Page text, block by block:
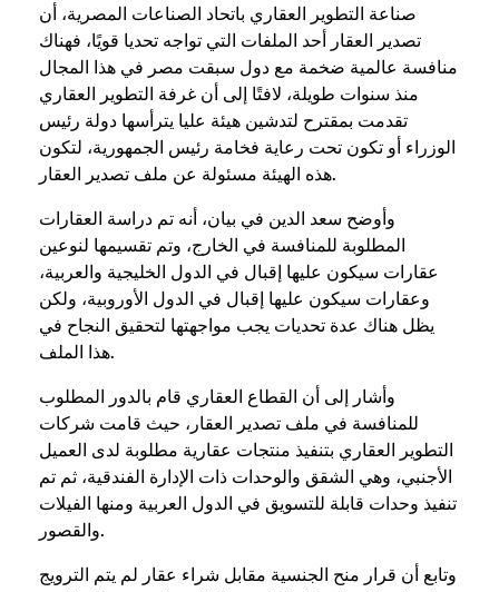
صناعة التطوير العقاري باتحاد الصناعات المصرية، أن
تصدير العقار أحد الملفات التي تواجه تحديا قويًا، فهناك
منافسة عالمية ضخمة مع دول سبقت مصر في هذا المجال
منذ سنوات طويلة، لافتًا إلى أن غرفة التطوير العقاري
تقدمت بمقترح لتدشين هيئة عليا يترأسها دولة رئيس
الوزراء أو تكون تحت رعاية فخامة رئيس الجمهورية، لتكون
هذه الهيئة مسئولة عن ملف تصدير العقار.
وأوضح سعد الدين في بيان، أنه تم دراسة العقارات
المطلوبة للمنافسة في الخارج، وتم تقسيمها لنوعين
عقارات سيكون عليها إقبال في الدول الخليجية والعربية،
وعقارات سيكون عليها إقبال في الدول الأوروبية، ولكن
يظل هناك عدة تحديات يجب مواجهتها لتحقيق النجاح في
هذا الملف.
وأشار إلى أن القطاع العقاري قام بالدور المطلوب
للمنافسة في ملف تصدير العقار، حيث قامت شركات
التطوير العقاري بتنفيذ منتجات عقارية مطلوبة لدى العميل
الأجنبي، وهي الشقق والوحدات ذات الإدارة الفندقية، ثم تم
تنفيذ وحدات قابلة للتسويق في الدول العربية ومنها الفيلات
والقصور.
وتابع أن قرار منح الجنسية مقابل شراء عقار لم يتم الترويج